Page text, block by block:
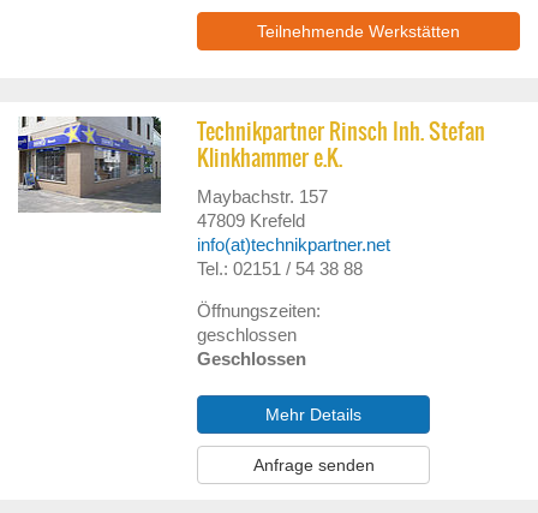
Teilnehmende Werkstätten
Technikpartner Rinsch Inh. Stefan
Klinkhammer e.K.
Maybachstr. 157
47809 Krefeld
info(at)technikpartner.net
Tel.: 02151 / 54 38 88
Öffnungszeiten:
geschlossen
Geschlossen
Mehr Details
Anfrage senden